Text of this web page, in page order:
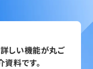
しい機能が丸ご
料です。